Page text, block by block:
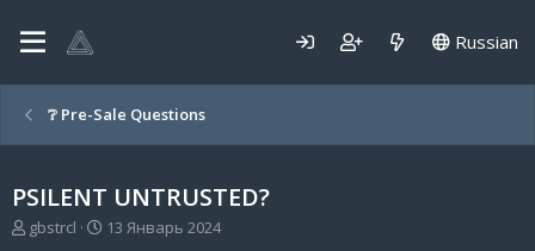
Russian
❔ Pre-Sale Questions
PSILENT UNTRUSTED?
А
gbstrcl
Д13 Январь 2024